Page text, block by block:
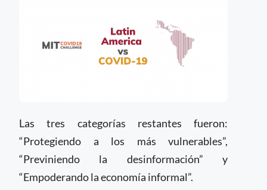
Las tres categorías restantes fueron:
“Protegiendo a los más vulnerables”,
“Previniendo la desinformación” y
“Empoderando la economía informal”.